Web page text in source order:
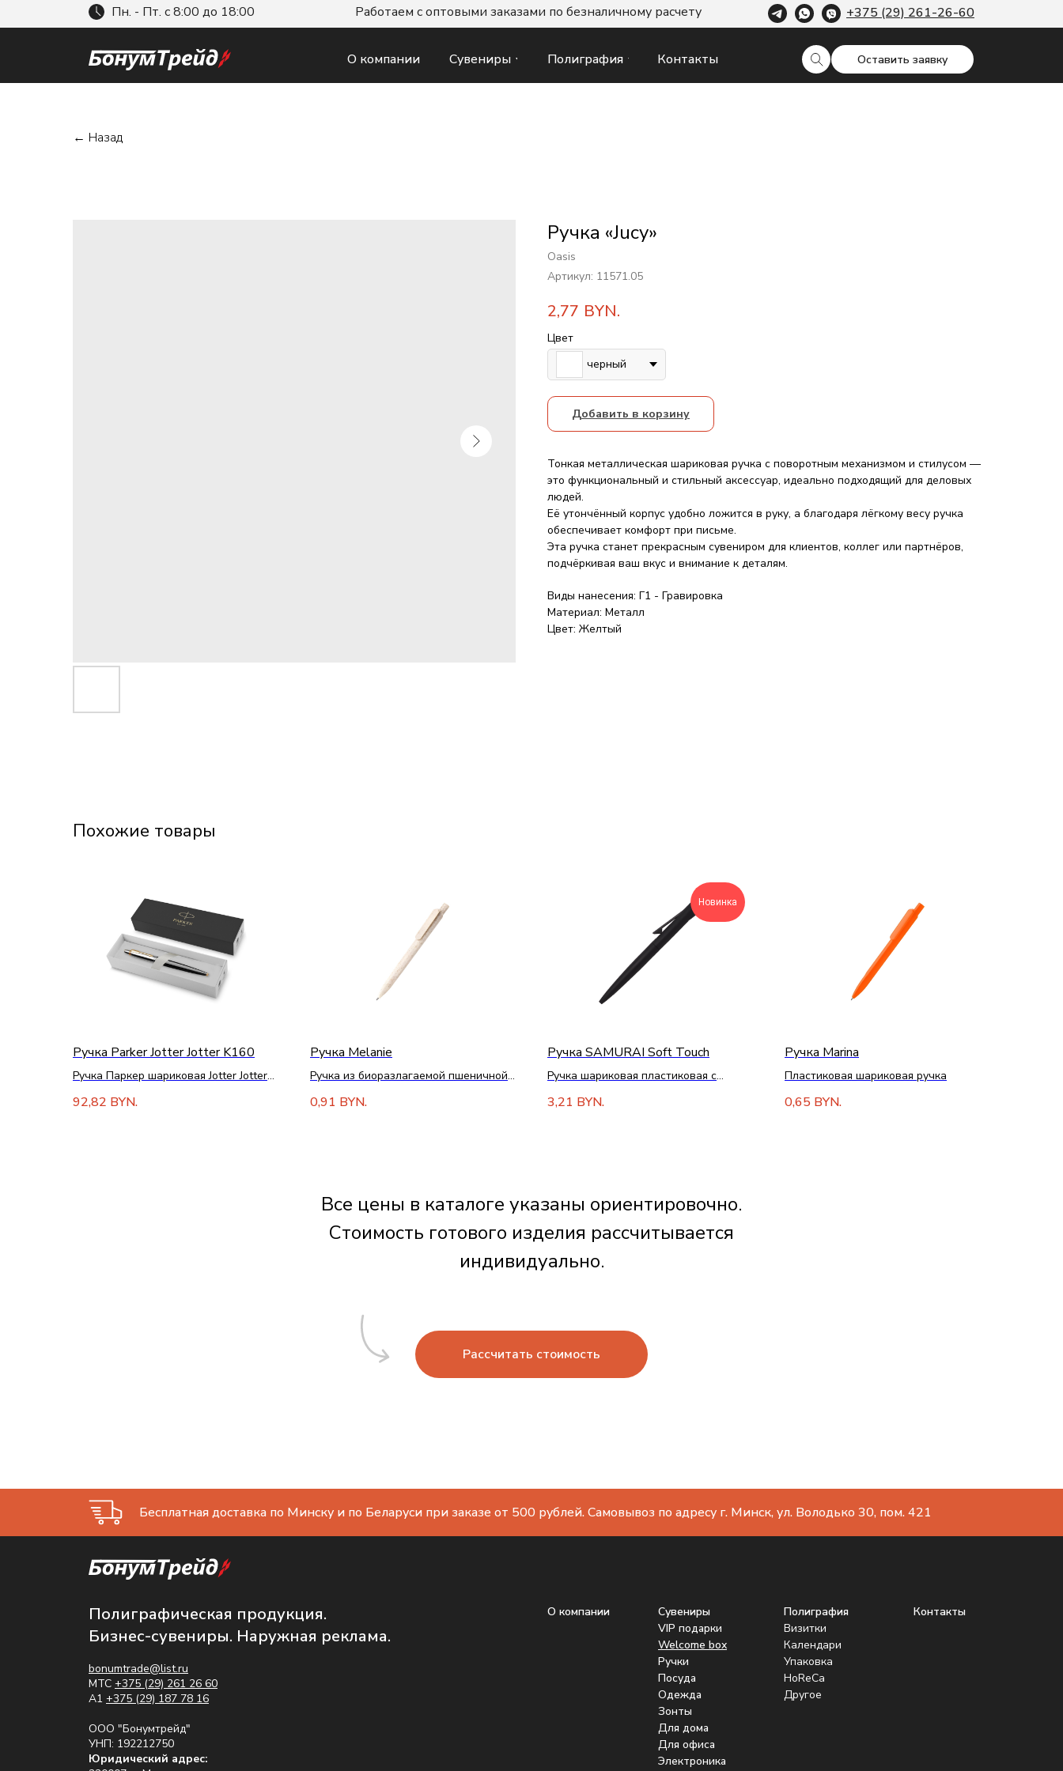
Оставить заявку
О компании Сувениры Полиграфия Контакты
Пн. - Пт. с 8:00 до 18:00 +375 (29) 261-26-60
Работаем с оптовыми заказами по безналичному расчету
← Назад
Ручка «Jucy»
Oasis
Артикул: 11571.05
2,77 BYN.
Цвет
черный
Добавить в корзину
Тонкая металлическая шариковая ручка с поворотным механизмом и стилусом —
это функциональный и стильный аксессуар, идеально подходящий для деловых
людей.
Её утончённый корпус удобно ложится в руку, а благодаря лёгкому весу ручка
обеспечивает комфорт при письме.
Эта ручка станет прекрасным сувениром для клиентов, коллег или партнёров,
подчёркивая ваш вкус и внимание к деталям.
Виды нанесения: Г1 - Гравировка
Материал: Металл
Цвет: Желтый
Похожие товары
Ручка Parker Jotter Jotter K160
Ручка Паркер шариковая Jotter Jotter
92,82 BYN.
Ручка Melanie
Ручка из биоразлагаемой пшеничной
0,91 BYN.
Новинка
Ручка SAMURAI Soft Touch
Ручка шариковая пластиковая с
3,21 BYN.
Ручка Marina
Пластиковая шариковая ручка
0,65 BYN.
Все цены в каталоге указаны ориентировочно.
Стоимость готового изделия рассчитывается
индивидуально.
Рассчитать стоимость
Бесплатная доставка по Минску и по Беларуси при заказе от 500 рублей. Самовывоз по адресу г. Минск, ул. Володько 30, пом. 421
Контакты
Полиграфия
Визитки
Календари
Упаковка
HoReCa
Другое
Сувениры
VIP подарки
Welcome box
Ручки
Посуда
Одежда
Зонты
Для дома
Для офиса
Электроника
О компании
bonumtrade@list.ru
МТС +375 (29) 261 26 60
A1 +375 (29) 187 78 16
ООО "Бонумтрейд"
УНП: 192212750
Юридический адрес:
Полиграфическая продукция.
Бизнес-сувениры. Наружная реклама.